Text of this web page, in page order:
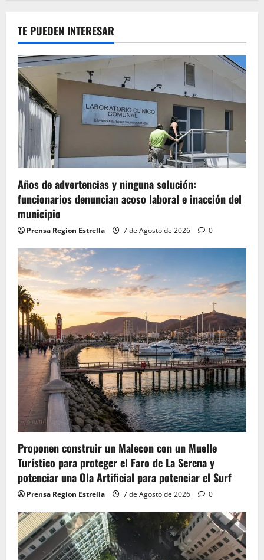
TE PUEDEN INTERESAR
Años de advertencias y ninguna solución:
funcionarios denuncian acoso laboral e inacción del
municipio
Prensa Region Estrella 7 de Agosto de 2026 0
Proponen construir un Malecon con un Muelle
Turístico para proteger el Faro de La Serena y
potenciar una Ola Artificial para potenciar el Surf
Prensa Region Estrella 7 de Agosto de 2026 0